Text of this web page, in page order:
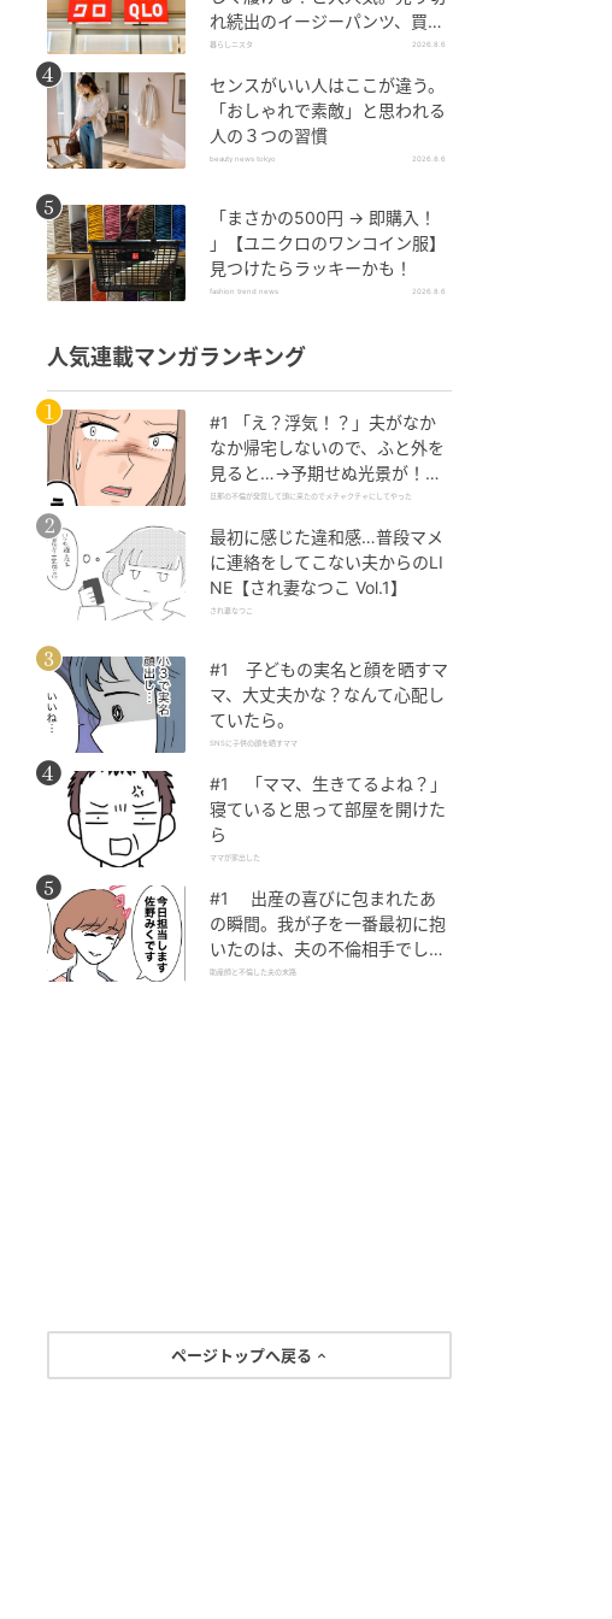
れ続出のイージーパンツ、買っ
てみた！
暮らしニスタ 2026.8.6
センスがいい人はここが違う。
「おしゃれで素敵」と思われる
人の３つの習慣
beauty news tokyo 2026.8.6
「まさかの500円 → 即購入！
」【ユニクロのワンコイン服】
見つけたらラッキーかも！
fashion trend news 2026.8.6
人気連載マンガランキング
#1 「え？浮気！？」夫がなか
なか帰宅しないので、ふと外を
見ると…→予期せぬ光景が！｜
旦那の不倫が発覚して頭に来た
旦那の不倫が発覚して頭に来たのでメチャクチャにしてやった
最初に感じた違和感…普段マメ
に連絡をしてこない夫からのLI
NE【され妻なつこ Vol.1】
され妻なつこ
#1 子どもの実名と顔を晒すマ
マ、大丈夫かな？なんて心配し
ていたら。
SNSに子供の顔を晒すママ
#1 「ママ、生きてるよね？」
寝ていると思って部屋を開けた
ら
ママが家出した
#1 出産の喜びに包まれたあ
の瞬間。我が子を一番最初に抱
いたのは、夫の不倫相手でし
た。
助産師と不倫した夫の末路
ページトップへ戻る